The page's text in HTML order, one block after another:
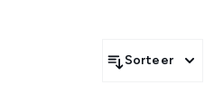
Sorteer